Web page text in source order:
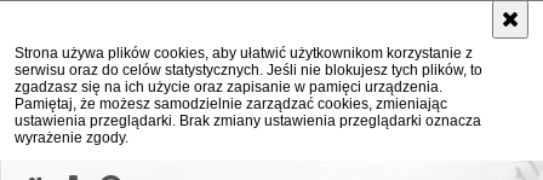
Strona używa plików cookies, aby ułatwić użytkownikom korzystanie z
serwisu oraz do celów statystycznych. Jeśli nie blokujesz tych plików, to
zgadzasz się na ich użycie oraz zapisanie w pamięci urządzenia.
Pamiętaj, że możesz samodzielnie zarządzać cookies, zmieniając
ustawienia przeglądarki. Brak zmiany ustawienia przeglądarki oznacza
wyrażenie zgody.